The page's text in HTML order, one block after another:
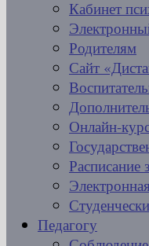
Кабинет
Родителям
Сайт
Онлайн-
Расписание
Педагогу